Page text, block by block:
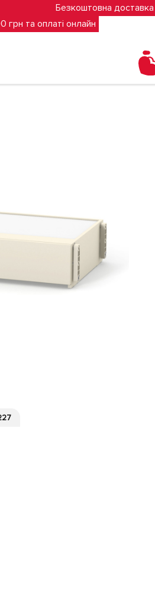
Безкоштовна доставка
грн та оплаті онлайн